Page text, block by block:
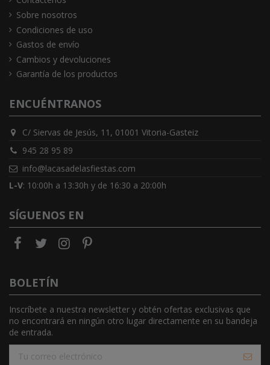
Sobre nosotros
Condiciones de uso
Gastos de envío
Cambios y devoluciones
Garantía de los productos
ENCUÉNTRANOS
C/ Siervas de Jesús, 11, 01001 Vitoria-Gasteiz
945 28 95 89
info@lacasadelasfiestas.com
L-V: 10:00h a 13:30h y de 16:30 a 20:00h
SÍGUENOS EN
BOLETÍN
Inscríbete a nuestra newsletter y obtén ofertas exclusivas que
no encontrará en ningún otro lugar directamente en su bandeja
de entrada.